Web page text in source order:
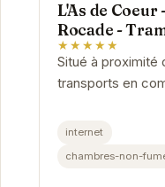
L'As de Coeur
Rocade -
★★★★★
Situé à proximité
transports en
attractions de
internet
chambres-non-